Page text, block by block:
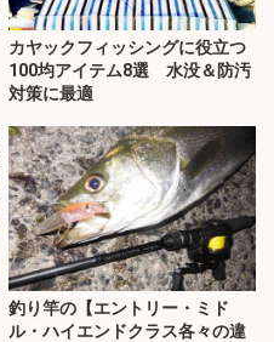
カヤックフィッシングに役立つ
100均アイテム8選 水没＆防汚
対策に最適
釣り竿の【エントリー・ミド
ル・ハイエンドクラス各々の違